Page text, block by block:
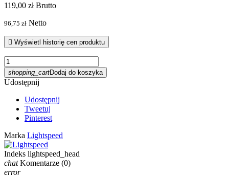
119,00 złBrutto
96,75 zł Netto
 Wyświetl historię cen produktu
shopping_cartDodaj do koszyka
Udostępnij
Udostępnij
Tweetuj
Pinterest
Marka Lightspeed
Indeks lightspeed_head
chat Komentarze (0)
error